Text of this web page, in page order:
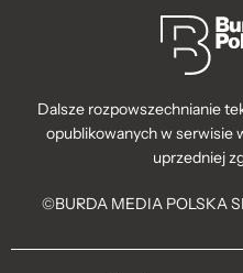
Dalsze rozpowszechnianie
opublikowanych w serwisie
uprzedniej
©BURDA MEDIA POLSKA